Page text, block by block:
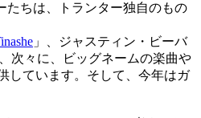
たちは、トランター独自のもの
」、ジャスティン・ビーバ
次々に、ビッグネームの楽曲や
しています。そして、今年はガ